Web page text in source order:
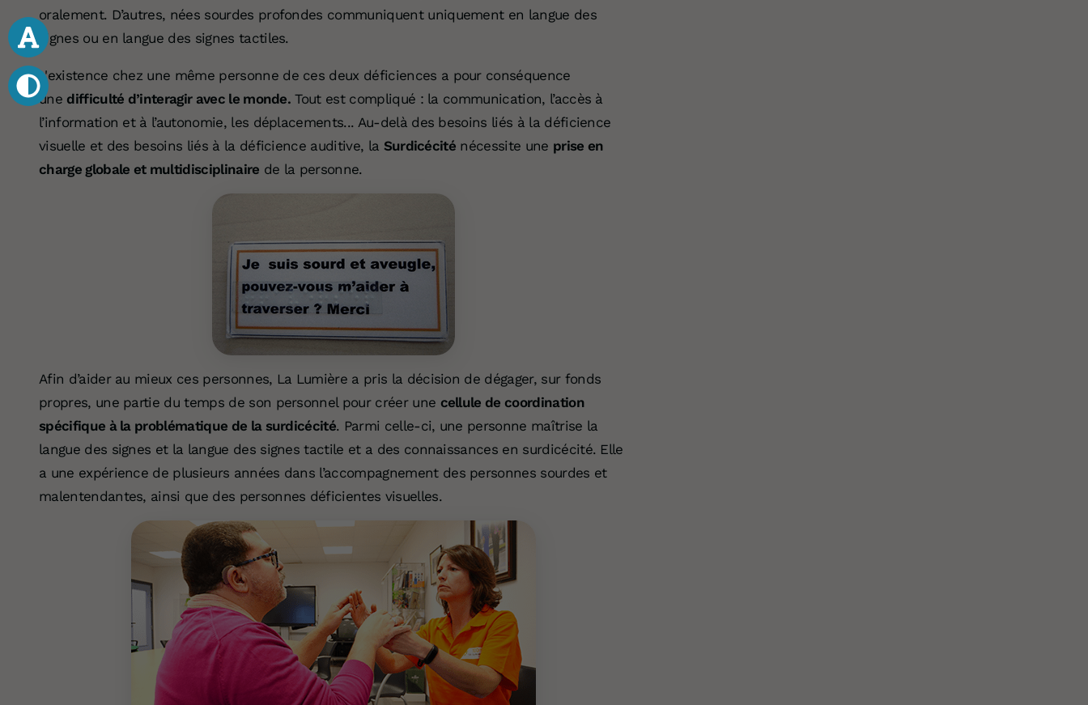
oralement. D’autres, nées sourdes profondes communiquent uniquement en langue des
signes ou en langue des signes tactiles.
L'existence chez une même personne de ces deux déficiences a pour conséquence
une difficulté d’interagir avec le monde. Tout est compliqué : la communication, l’accès à
l’information et à l’autonomie, les déplacements... Au-delà des besoins liés à la déficience
visuelle et des besoins liés à la déficience auditive, la Surdicécité nécessite une prise en
charge globale et multidisciplinaire de la personne.
Afin d’aider au mieux ces personnes, La Lumière a pris la décision de dégager, sur fonds
propres, une partie du temps de son personnel pour créer une cellule de coordination
spécifique à la problématique de la surdicécité. Parmi celle-ci, une personne maîtrise la
langue des signes et la langue des signes tactile et a des connaissances en surdicécité. Elle
a une expérience de plusieurs années dans l’accompagnement des personnes sourdes et
malentendantes, ainsi que des personnes déficientes visuelles.